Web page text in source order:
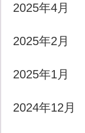
2025年4月
2025年2月
2025年1月
2024年12月